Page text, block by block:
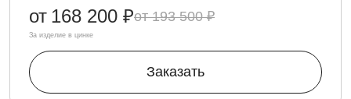
193 500 ₽
от 168 200 ₽
За изделие в цинке
Заказать